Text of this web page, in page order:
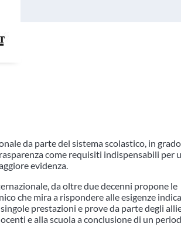
da parte del sistema scolastico, in
come requisiti indispensabili per
evidenza.
da oltre due decenni propone le
che mira a rispondere alle esigenze
prestazioni e prove da parte degli
e alla scuola a conclusione di un